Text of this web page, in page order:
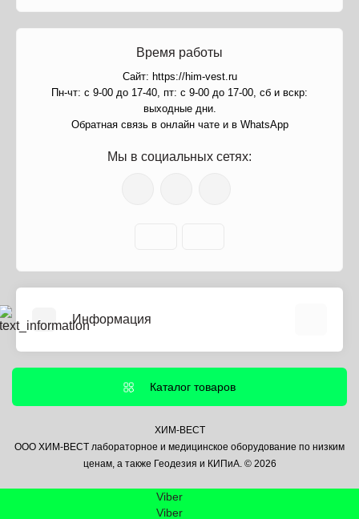
Время работы
Сайт: https://him-vest.ru
Пн-чт: с 9-00 до 17-40, пт: с 9-00 до 17-00, сб и вскр:
выходные дни.
Обратная связь в онлайн чате и в WhatsApp
Мы в социальных сетях:
Информация
Информация о доставке
Политика безопасности
Контакты
Каталог товаров
ХИМ-ВЕСТ
ООО ХИМ-ВЕСТ лабораторное и медицинское оборудование по низким
ценам, а также Геодезия и КИПиА. © 2026
Viber
Viber